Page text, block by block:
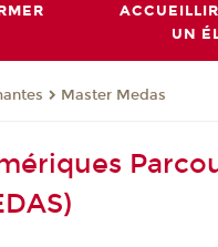
UN
Master Medas